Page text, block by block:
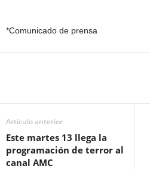
*Comunicado de prensa
Artículo anterior
Este martes 13 llega la
programación de terror al
canal AMC